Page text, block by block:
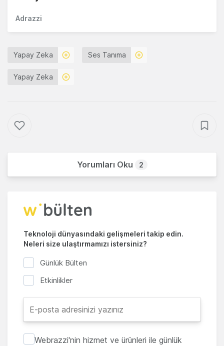
Adrazzi
Yapay Zeka Ses Tanıma
Yapay Zeka
Yorumları Oku 2
Teknoloji dünyasındaki gelişmeleri takip edin.
Neleri size ulaştırmamızı istersiniz?
Günlük Bülten
Etkinlikler
Webrazzi'nin hizmet ve ürünleri ile günlük